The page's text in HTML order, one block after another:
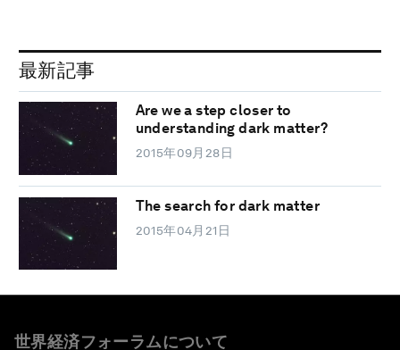
最新記事
Are we a step closer to
understanding dark matter?
2015年09月28日
The search for dark matter
2015年04月21日
世界経済フォーラムについて